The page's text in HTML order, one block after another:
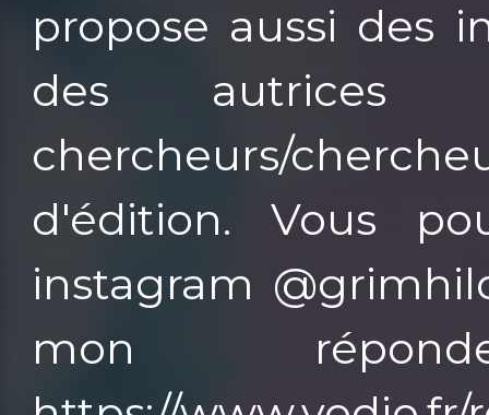
propose aussi des
des autrices
chercheurs/
d'édition. Vous
instagram
mon